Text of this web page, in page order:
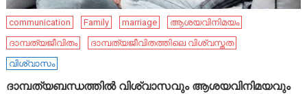
communication Family marriage
ആശയവിനിമയം
ദാമ്പത്യജീവിതം
ദാമ്പത്യജീവിതത്തിലെ വിശ്വസ്തത
വിശ്വാസം
ദാമ്പത്യബന്ധത്തിൽ വിശ്വാസവും ആശയവിനിമയവും